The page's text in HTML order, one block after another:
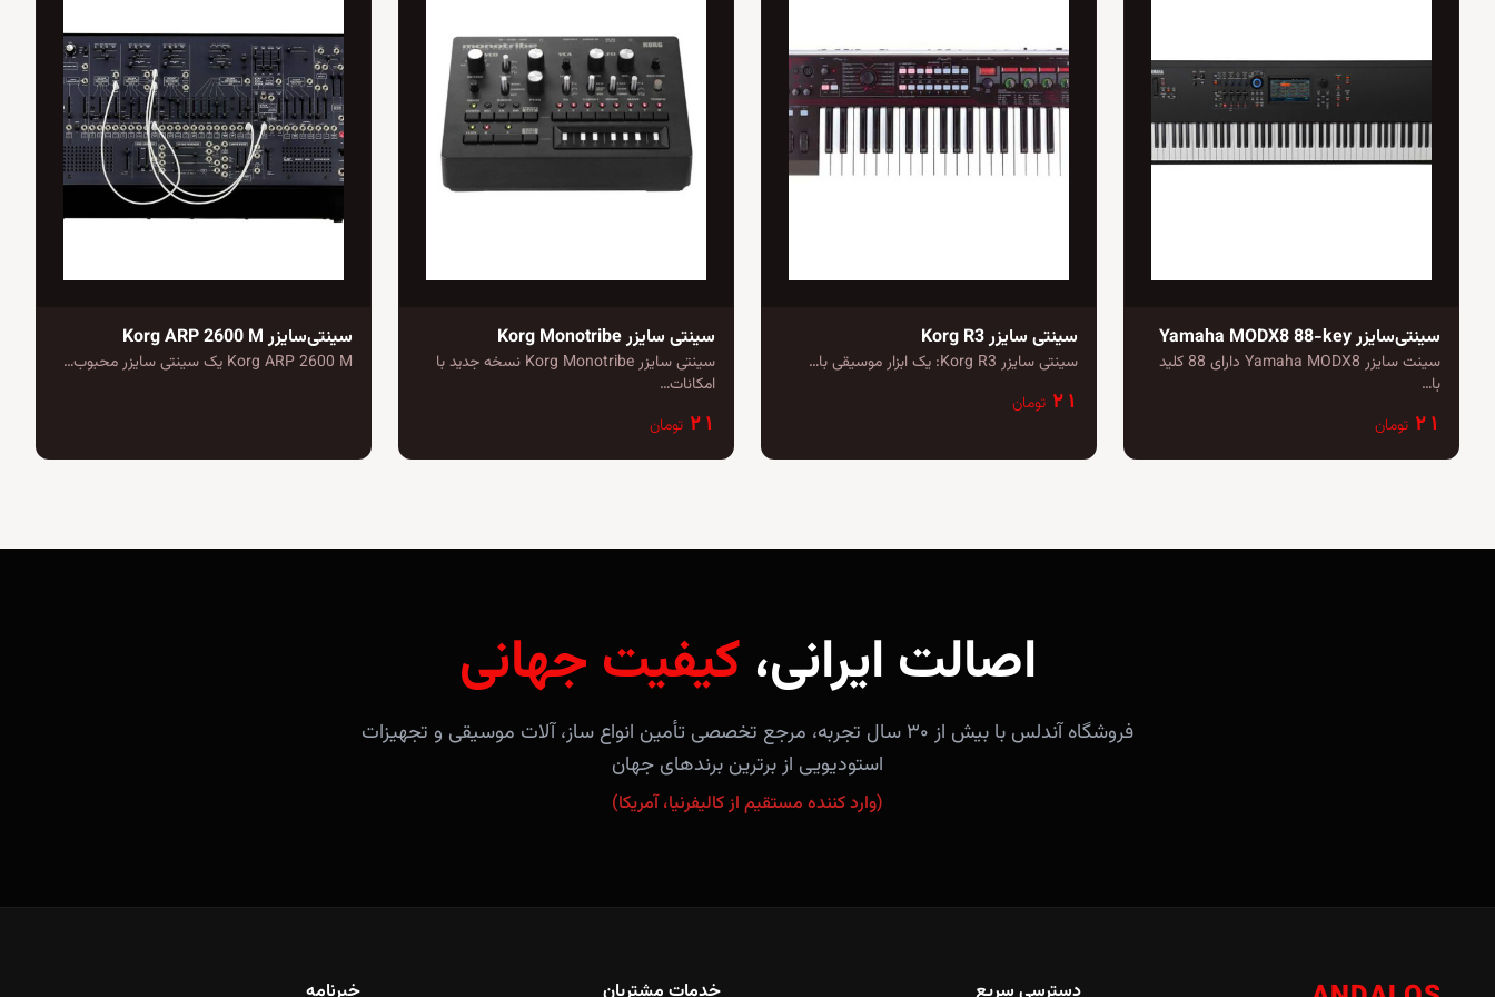
سینتی‌سایزر Yamaha MODX8 88-key
سینت سایزر Yamaha MODX8 دارای 88 کلید
با…
۲۱ تومان
سینتی سایزر Korg R3
سینتی سایزر Korg R3: یک ابزار موسیقی با…
۲۱ تومان
سینتی سایزر Korg Monotribe
سینتی سایزر Korg Monotribe نسخه جدید با
امکانات…
۲۱ تومان
سینتی‌سایزر Korg ARP 2600 M
Korg ARP 2600 M یک سینتی سایزر محبوب…
اصالت ایرانی، کیفیت جهانی
فروشگاه آندلس با بیش از ۳۰ سال تجربه، مرجع تخصصی تأمین انواع ساز، آلات موسیقی و تجهیزات
استودیویی از برترین برندهای جهان
(وارد کننده مستقیم از کالیفرنیا، آمریکا)